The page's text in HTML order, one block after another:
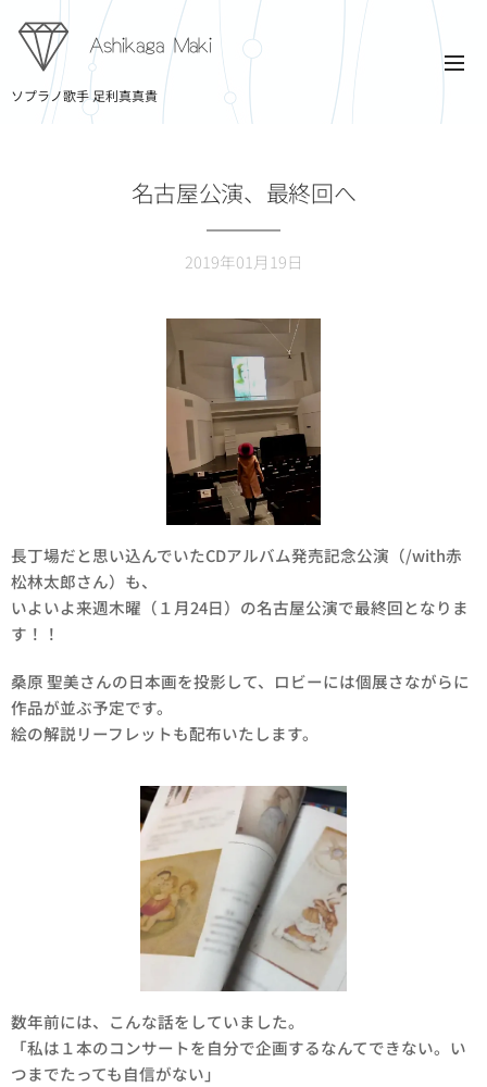
Ashikaga Maki
ソプラノ歌手 足利真真貴
名古屋公演、最終回へ
2019年01月19日
長丁場だと思い込んでいたCDアルバム発売記念公演（/with赤
松林太郎さん）も、
いよいよ来週木曜（１月24日）の名古屋公演で最終回となりま
す！！
桑原 聖美さんの日本画を投影して、ロビーには個展さながらに
作品が並ぶ予定です。
絵の解説リーフレットも配布いたします。
数年前には、こんな話をしていました。
「私は１本のコンサートを自分で企画するなんてできない。い
つまでたっても自信がない」